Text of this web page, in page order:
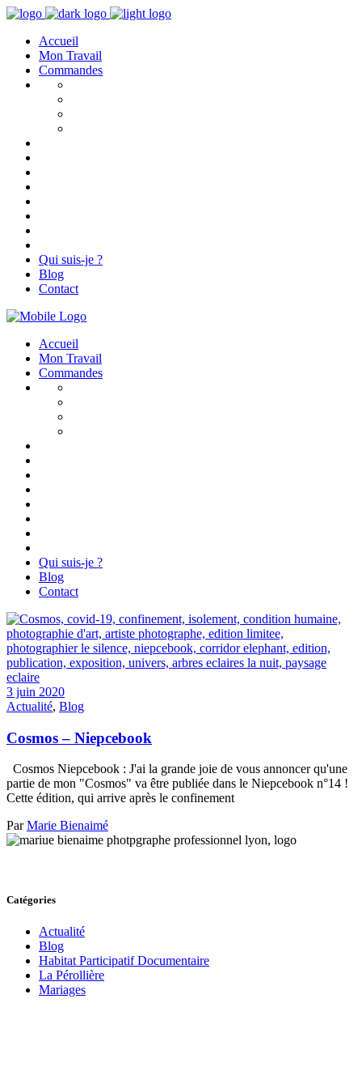
Accueil
Mon Travail
Commandes
Qui suis-je ?
Blog
Contact
Accueil
Mon Travail
Commandes
Qui suis-je ?
Blog
Contact
3 juin 2020
Actualité, Blog
Cosmos – Niepcebook
Cosmos Niepcebook : J'ai la grande joie de vous annoncer qu'une
partie de mon "Cosmos" va être publiée dans le Niepcebook n°14 !
Cette édition, qui arrive après le confinement
ParMarie Bienaimé
Catégories
Actualité
Blog
Habitat Participatif Documentaire
La Pérollière
Mariages